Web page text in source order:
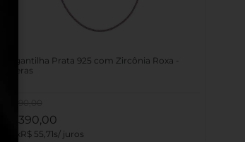
Gargantilha Prata 925 com Zircônia Roxa -
Rivieras
390 00
R$ 55,71